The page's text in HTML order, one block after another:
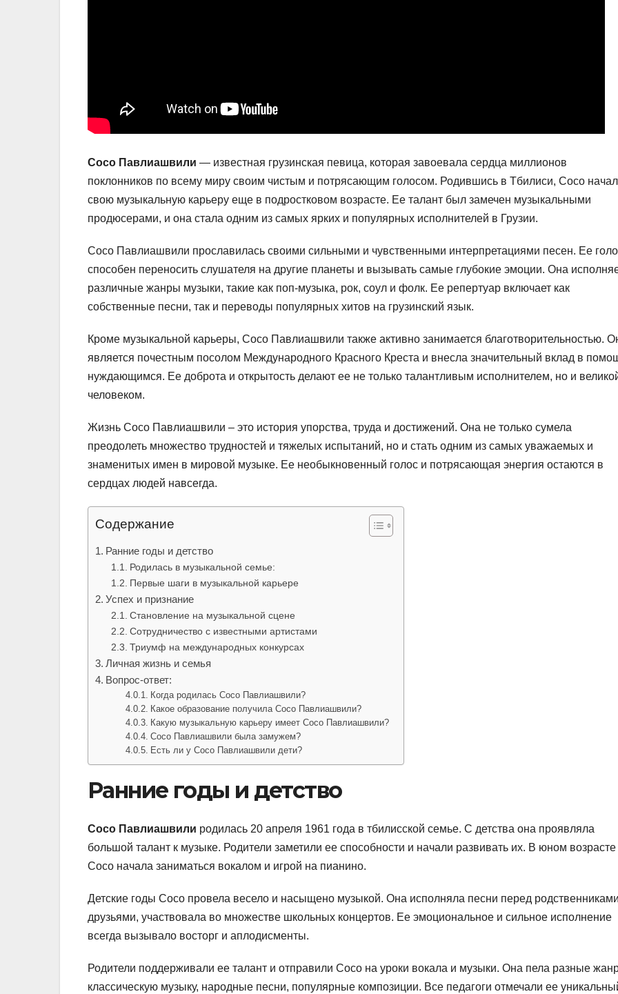
Сосо Павлиашвили — известная грузинская певица, которая завоевала сердца миллионов
поклонников по всему миру своим чистым и потрясающим голосом. Родившись в Тбилиси, Сосо
свою музыкальную карьеру еще в подростковом возрасте. Ее талант был замечен музыкальными
продюсерами, и она стала одним из самых ярких и популярных исполнителей в Грузии.
Сосо Павлиашвили прославилась своими сильными и чувственными интерпретациями песен. Ее
способен переносить слушателя на другие планеты и вызывать самые глубокие эмоции. Она
различные жанры музыки, такие как поп-музыка, рок, соул и фолк. Ее репертуар включает как
собственные песни, так и переводы популярных хитов на грузинский язык.
Кроме музыкальной карьеры, Сосо Павлиашвили также активно занимается благотворительностью.
является почестным посолом Международного Красного Креста и внесла значительный вклад в
нуждающимся. Ее доброта и открытость делают ее не только талантливым исполнителем, но и
человеком.
Жизнь Сосо Павлиашвили – это история упорства, труда и достижений. Она не только сумела
преодолеть множество трудностей и тяжелых испытаний, но и стать одним из самых уважаемых и
знаменитых имен в мировой музыке. Ее необыкновенный голос и потрясающая энергия остаются в
сердцах людей навсегда.
Содержание
Ранние годы и детство
Родилась в музыкальной семье:
Первые шаги в музыкальной карьере
Успех и признание
Становление на музыкальной сцене
Сотрудничество с известными артистами
Триумф на международных конкурсах
Личная жизнь и семья
Вопрос-ответ:
Когда родилась Сосо Павлиашвили?
Какое образование получила Сосо Павлиашвили?
Какую музыкальную карьеру имеет Сосо Павлиашвили?
Сосо Павлиашвили была замужем?
Есть ли у Сосо Павлиашвили дети?
Ранние годы и детство
Сосо Павлиашвили родилась 20 апреля 1961 года в тбилисской семье. С детства она проявляла
большой талант к музыке. Родители заметили ее способности и начали развивать их. В юном возрасте
Сосо начала заниматься вокалом и игрой на пианино.
Детские годы Сосо провела весело и насыщено музыкой. Она исполняла песни перед
друзьями, участвовала во множестве школьных концертов. Ее эмоциональное и сильное исполнение
всегда вызывало восторг и аплодисменты.
Родители поддерживали ее талант и отправили Сосо на уроки вокала и музыки. Она пела разные
классическую музыку, народные песни, популярные композиции. Все педагоги отмечали ее